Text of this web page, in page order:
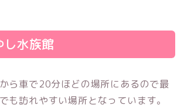
し水族館
ら車で20分ほどの場所にあるので最
も訪れやすい場所となっています。